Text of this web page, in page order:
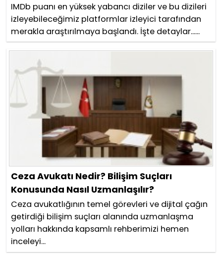
IMDb puanı en yüksek yabancı diziler ve bu dizileri
izleyebileceğimiz platformlar izleyici tarafından
merakla araştırılmaya başlandı. İşte detaylar......
Ceza Avukatı Nedir? Bilişim Suçları
Konusunda Nasıl Uzmanlaşılır?
Ceza avukatlığının temel görevleri ve dijital çağın
getirdiği bilişim suçları alanında uzmanlaşma
yolları hakkında kapsamlı rehberimizi hemen
inceleyi...